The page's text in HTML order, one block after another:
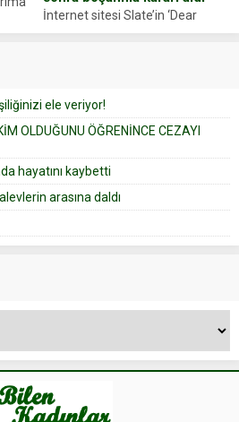
İnternet sitesi Slate’in ‘Dear
Prudence’ isimli tavsiye köşesine
yapıştırdığı için düğünden...
ele veriyor!
OLDUĞUNU ÖĞRENİNCE CEZAYI
hayatını kaybetti
arasına daldı